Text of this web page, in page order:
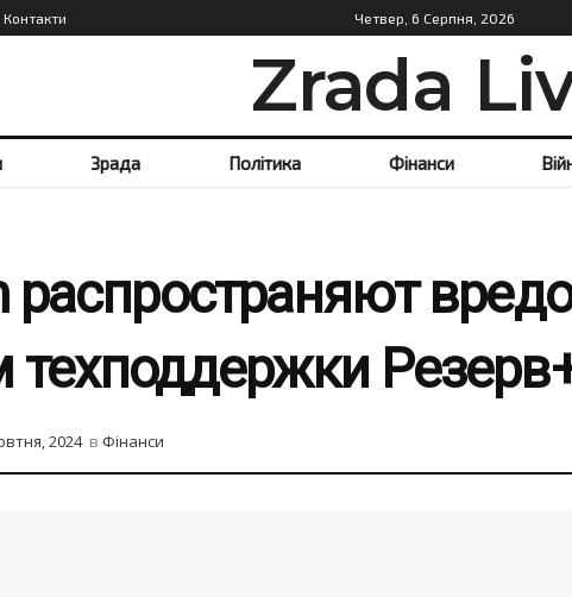
Контакти Четвер, 6 Серпня, 2026
Zrada
Зрада Політика Фінанси
распространяют
техподдержки
2024 в Фінанси